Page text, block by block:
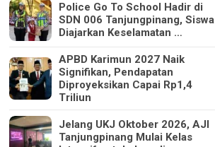
Police Go To School Hadir di
SDN 006 Tanjungpinang, Siswa
Diajarkan Keselamatan …
APBD Karimun 2027 Naik
Signifikan, Pendapatan
Diproyeksikan Capai Rp1,4
Triliun
Jelang UKJ Oktober 2026, AJI
Tanjungpinang Mulai Kelas